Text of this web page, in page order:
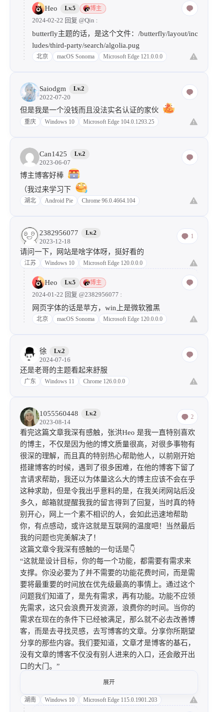
Heo Lv.5 博主
2024-02-22 回复 @Qin :
butterfly主题的话，是这个文件：/butterfly/layout/inc
ludes/third-party/search/algolia.pug
北京 macOS Sonoma Microsoft Edge 121.0.0.0
Saiodgm Lv.2
2022-07-20
但是我是一个没钱而且没法实名认证的家伙
重庆 Windows 10 Microsoft Edge 104.0.1293.25
Can1425 Lv.2
2023-06-07
博主博客好棒
（我过来学习下
湖北 Android Pie Chrome 96.0.4664.104
2382956077 Lv.2
2023-12-18
1
请问一下，网站是啥字体呀，挺好看的
江苏 Windows 10 Microsoft Edge 120.0.0.0
Heo Lv.5 博主
2024-01-22 回复 @2382956077 :
网页字体的话是苹方，win上是微软雅黑
北京 macOS Sonoma Microsoft Edge 120.0.0.0
徐 Lv.2
2024-07-16
还是老哥的主题看起来舒服
广东 Windows 11 Chrome 126.0.0.0
1055560448 Lv.2
2023-08-14
2
看完这篇文章我深有感触，张洪Heo 是我一直特别喜欢
的博主，不仅是因为他的博文质量很高，对很多事物有
很深的理解，而且真的特别热心帮助他人，以前刚开始
搭建博客的时候，遇到了很多困难，在他的博客下留了
言请求帮助，我还以为体量这么大的博主应该不会在乎
这种求助，但是令我出乎意料的是，在我关闭网站后没
多久，邮箱就提醒我我的留言得到了回复，当时真的特
别开心，网上一个素不相识的人，会如此迅速地帮助
你，有点感动，或许这就是互联网的温度吧！当然最后
我的问题也完美解决了！
这篇文章令我深有感触的一句话是👇
“这就是设计目标，你的每一个功能，都需要有需求来
支撑。你没必要为了并不需要的功能花费时间，而是需
要将最重要的时间放在优先级最高的事情上。通过这个
问题我们知道了，是先有需求，再有功能。功能不应领
先需求，这只会浪费开发资源，浪费你的时间。当你的
需求在现在的条件下已经被满足，那么就不必去改善博
客，而是去寻找灵感，去写博客的文章。分享你所期望
分享的那些内容。我们要知道，文章才是博客的基石，
没有文章的博客不仅没有别人进来的入口，还会敞开出
口的大门。”
搭建博客的这些天，我花费了许多时间在主题美化和一
己的能力，结果是我的能力没有提升，而且浪费了大量
展开
湖南 Windows 10 Microsoft Edge 115.0.1901.203